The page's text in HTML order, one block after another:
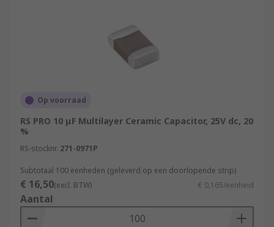
Op voorraad
RS PRO 10 μF Multilayer Ceramic Capacitor, 25V dc, 20
%
RS-stocknr. 271-0971P
Subtotaal 100 eenheden (geleverd op een doorlopende strip)
€ 16,50(excl. BTW) € 0,165/eenheid
Aantal